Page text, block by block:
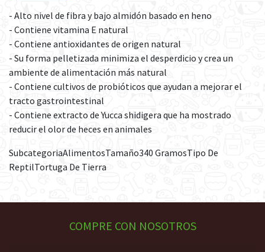
- Alto nivel de fibra y bajo almidón basado en heno
- Contiene vitamina E natural
- Contiene antioxidantes de origen natural
- Su forma pelletizada minimiza el desperdicio y crea un
ambiente de alimentación más natural
- Contiene cultivos de probióticos que ayudan a mejorar el
tracto gastrointestinal
- Contiene extracto de Yucca shidigera que ha mostrado
reducir el olor de heces en animales
SubcategoriaAlimentosTamaño340 GramosTipo De
ReptilTortuga De Tierra
COMPRE CON NOSOTROS